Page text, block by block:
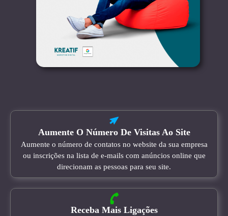
Aumente O Número De Visitas Ao Site
Aumente o número de contatos no website da sua empresa
ou inscrições na lista de e-mails com anúncios online que
direcionam as pessoas para seu site.
Receba Mais Ligações